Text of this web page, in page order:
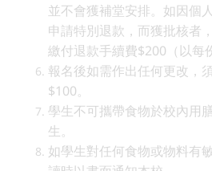
並不會獲補堂安排。如因個
申請特別退款，而獲批核者
繳付退款手續費$200（以每
報名後如需作出任何更改，
$100。
學生不可攜帶食物於校內用
生。
如學生對任何食物或物料有